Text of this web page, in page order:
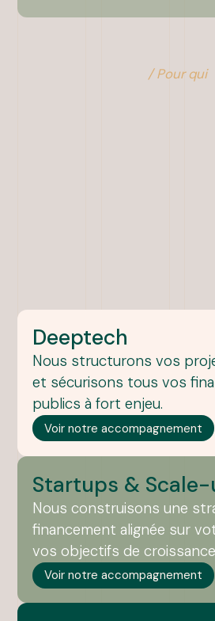
/ Pour qui
Deeptech
Nous structurons vos
et sécurisons tous vos
publics à fort enjeu.
Voir notre accompagnement
Startups &
Nous construisons une
financement alignée sur
vos objectifs de
Voir notre accompagnement